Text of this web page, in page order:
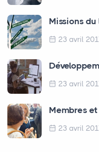
Missions
23 avril
23 avril
Membres
23 avril